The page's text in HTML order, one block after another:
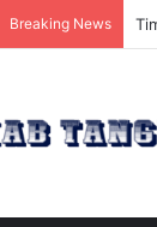
Breaking News